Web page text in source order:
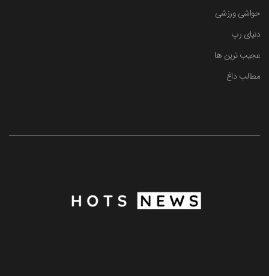
حواشی ورزشی
دنیای رپ
عجیب ترین ها
مطالب داغ